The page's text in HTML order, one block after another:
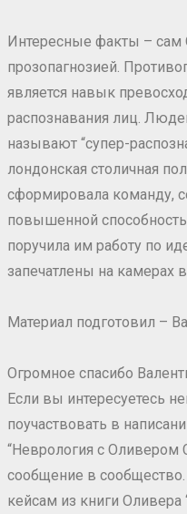
Интересные факты – сам
прозопагнозией.
является навык
распознавания лиц.
называют “супер-
лондонская столичная
сформировала команду,
повышенной
поручила им работу по
запечатлены на камерах
Материал подготовил –
Огромное спасибо
Если вы интересуетесь
поучаствовать в
“Неврология с Оливером
сообщение в
кейсам из книги